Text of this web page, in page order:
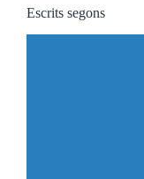
Escrits segons